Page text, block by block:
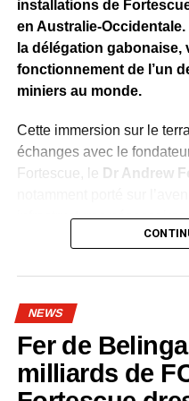
installations de
en Australie-
la délégation
fonctionnement de l’un
miniers au monde.
Cette immersion sur le
échanges avec le
Fortescue, le Dr Andrew
infrastructures
investissements,
production entièrement
minerai à son traitement,
exportation. Fortescue
entre les pôles de
NEWS
Fer de
milliards de